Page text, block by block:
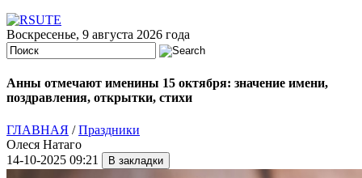
Воскресенье, 9 августа 2026 года
Анны отмечают именины 15 октября: значение имени,
поздравления, открытки, стихи
ГЛАВНАЯ /Праздники
Олеся Натаго
14-10-2025 09:21